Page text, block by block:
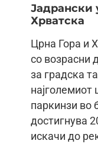
Јадрански
Хрватска
Црна Гора и
со возрасни
за градска
паркинзи во
достигнува
искачи до